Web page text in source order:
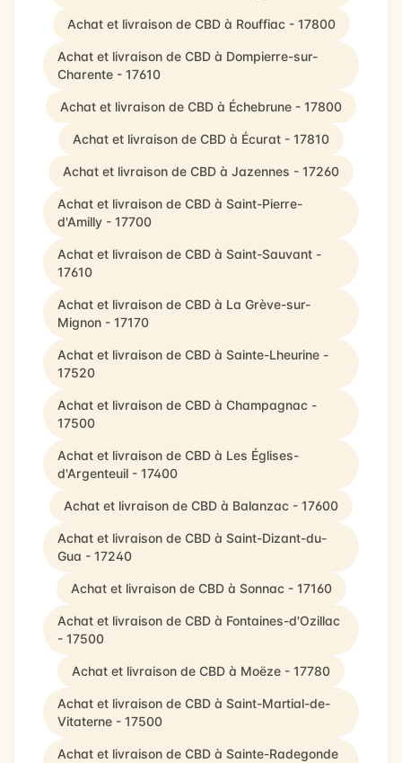
Achat et livraison de CBD à Rouffiac - 17800
Achat et livraison de CBD à Dompierre-sur-
Charente - 17610
Achat et livraison de CBD à Échebrune - 17800
Achat et livraison de CBD à Écurat - 17810
Achat et livraison de CBD à Jazennes - 17260
Achat et livraison de CBD à Saint-Pierre-
d'Amilly - 17700
Achat et livraison de CBD à Saint-Sauvant -
17610
Achat et livraison de CBD à La Grève-sur-
Mignon - 17170
Achat et livraison de CBD à Sainte-Lheurine -
17520
Achat et livraison de CBD à Champagnac -
17500
Achat et livraison de CBD à Les Églises-
d'Argenteuil - 17400
Achat et livraison de CBD à Balanzac - 17600
Achat et livraison de CBD à Saint-Dizant-du-
Gua - 17240
Achat et livraison de CBD à Sonnac - 17160
Achat et livraison de CBD à Fontaines-d'Ozillac
- 17500
Achat et livraison de CBD à Moëze - 17780
Achat et livraison de CBD à Saint-Martial-de-
Vitaterne - 17500
Achat et livraison de CBD à Sainte-Radegonde